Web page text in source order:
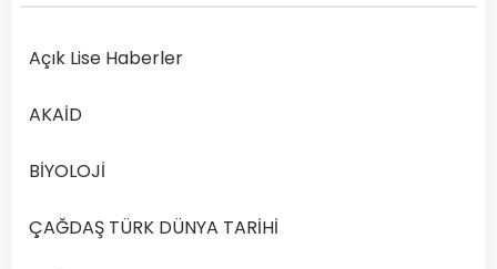
2
2019
1.
Sınav
Online
Açık Lise Haberler
AKAİD
BİYOLOJİ
ÇAĞDAŞ TÜRK DÜNYA TARİHİ